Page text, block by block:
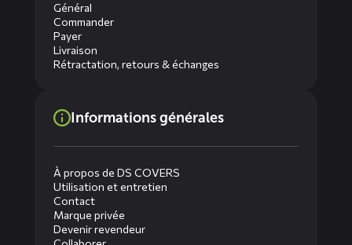
Général
Commander
Payer
Livraison
Rétractation, retours & échanges
Informations générales
À propos de DS COVERS
Utilisation et entretien
Contact
Marque privée
Devenir revendeur